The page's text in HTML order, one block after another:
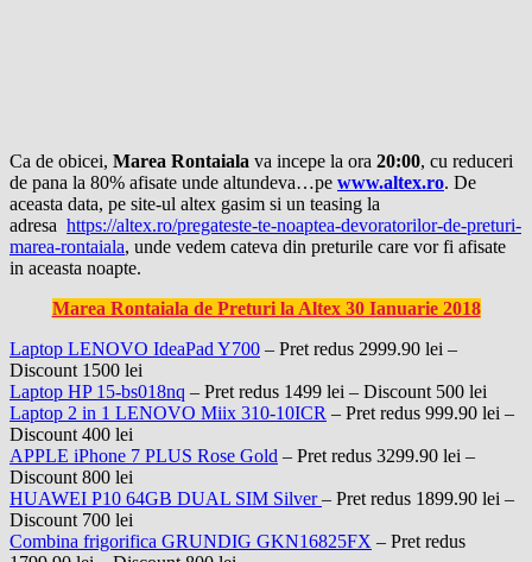
Ca de obicei, Marea Rontaiala va incepe la ora 20:00, cu reduceri
de pana la 80% afisate unde altundeva…pe www.altex.ro. De
aceasta data, pe site-ul altex gasim si un teasing la
adresa https://altex.ro/pregateste-te-noaptea-devoratorilor-de-preturi-
marea-rontaiala, unde vedem cateva din preturile care vor fi afisate
in aceasta noapte.
Marea Rontaiala de Preturi la Altex 30 Ianuarie 2018
Laptop LENOVO IdeaPad Y700 – Pret redus 2999.90 lei –
Discount 1500 lei
Laptop HP 15-bs018nq – Pret redus 1499 lei – Discount 500 lei
Laptop 2 in 1 LENOVO Miix 310-10ICR – Pret redus 999.90 lei –
Discount 400 lei
APPLE iPhone 7 PLUS Rose Gold – Pret redus 3299.90 lei –
Discount 800 lei
HUAWEI P10 64GB DUAL SIM Silver– Pret redus 1899.90 lei –
Discount 700 lei
Combina frigorifica GRUNDIG GKN16825FX – Pret redus